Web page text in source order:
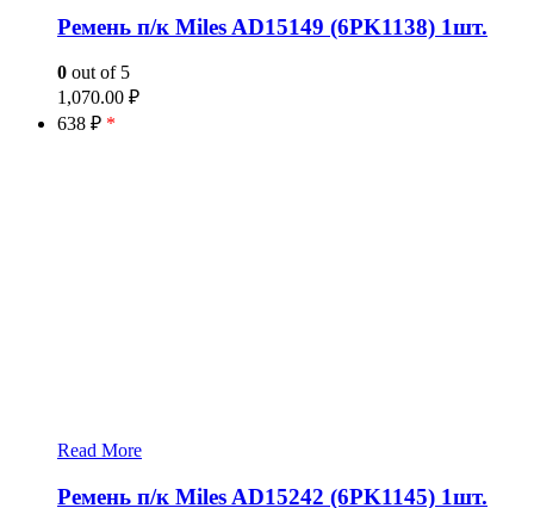
Ремень п/к Miles AD15149 (6PK1138) 1шт.
0 out of 5
1,070.00 ₽
638 ₽ *
Read More
Ремень п/к Miles AD15242 (6PK1145) 1шт.